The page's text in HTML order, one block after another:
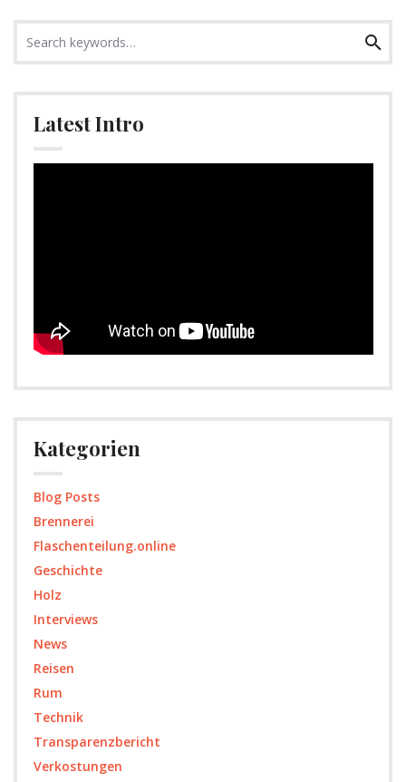
for:
Search
Latest Intro
Kategorien
Blog Posts
Brennerei
Flaschenteilung.online
Geschichte
Holz
Interviews
News
Reisen
Rum
Technik
Transparenzbericht
Verkostungen